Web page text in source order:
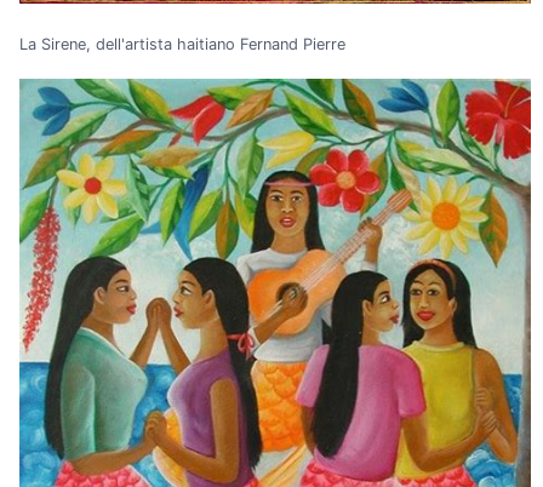
La Sirene, dell'artista haitiano Fernand Pierre